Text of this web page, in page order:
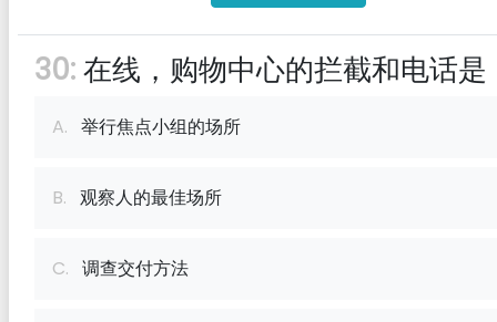
30:在线，购物中心的拦截和电话是
A. 举行焦点小组的场所
B. 观察人的最佳场所
C. 调查交付方法